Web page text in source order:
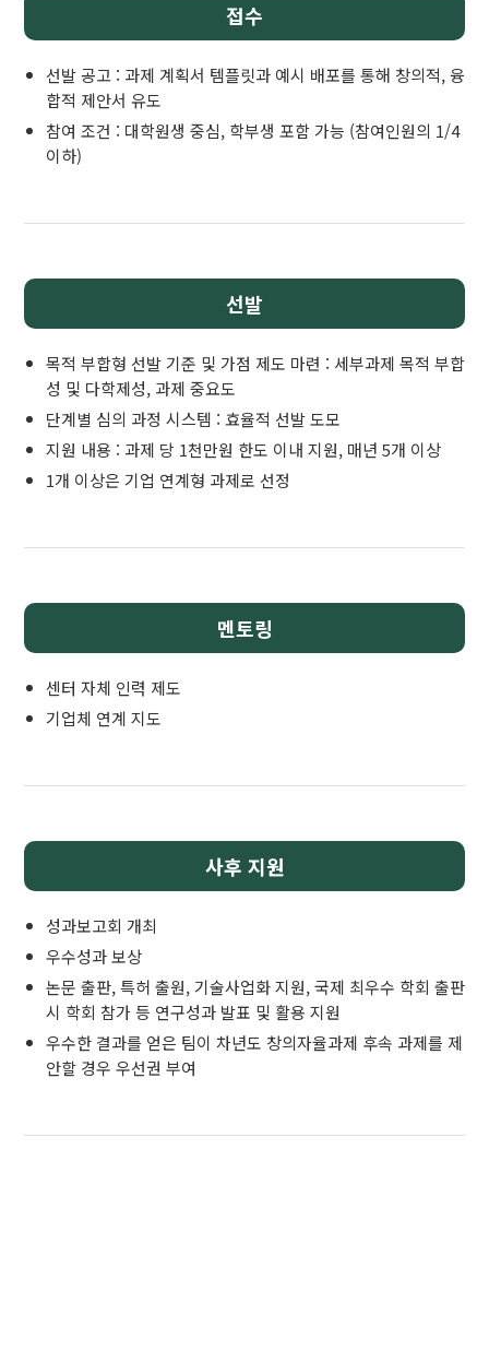
접수
선발 공고 : 과제 계획서 템플릿과 예시 배포를 통해 창의적, 융
합적 제안서 유도
참여 조건 : 대학원생 중심, 학부생 포함 가능 (참여인원의 1/4
이하)
선발
목적 부합형 선발 기준 및 가점 제도 마련 : 세부과제 목적 부합
성 및 다학제성, 과제 중요도
단계별 심의 과정 시스템 : 효율적 선발 도모
지원 내용 : 과제 당 1천만원 한도 이내 지원, 매년 5개 이상
1개 이상은 기업 연계형 과제로 선정
멘토링
센터 자체 인력 제도
기업체 연계 지도
사후 지원
성과보고회 개최
우수성과 보상
논문 출판, 특허 출원, 기술사업화 지원, 국제 최우수 학회 출판
시 학회 참가 등 연구성과 발표 및 활용 지원
우수한 결과를 얻은 팀이 차년도 창의자율과제 후속 과제를 제
안할 경우 우선권 부여